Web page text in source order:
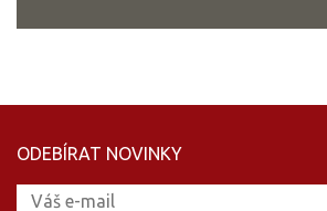
ODEBÍRAT NOVINKY